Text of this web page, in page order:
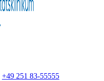
+49 251 83-55555